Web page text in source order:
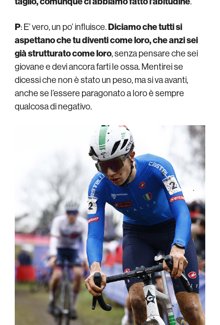
P: E’ vero, un po’ influisce.Diciamo che tutti si
aspettano che tu diventi come loro, che anzi sei
già strutturato come loro, senza pensare che sei
giovane e devi ancora farti le ossa. Mentirei se
dicessi che non è stato un peso, ma si va avanti,
anche se l’essere paragonato a loro è sempre
qualcosa di negativo.